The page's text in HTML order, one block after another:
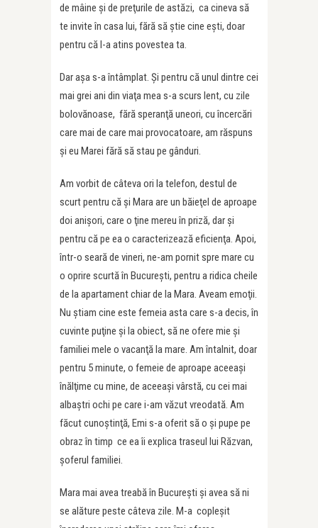
de mâine şi de preţurile de astăzi, ca cineva să
te invite în casa lui, fără să ştie cine eşti, doar
pentru că l-a atins povestea ta.
Dar aşa s-a întâmplat. Şi pentru că unul dintre cei
mai grei ani din viaţa mea s-a scurs lent, cu zile
bolovănoase, fără speranţă uneori, cu încercări
care mai de care mai provocatoare, am răspuns
şi eu Marei fără să stau pe gânduri.
Am vorbit de câteva ori la telefon, destul de
scurt pentru că şi Mara are un băieţel de aproape
doi anişori, care o ţine mereu în priză, dar şi
pentru că pe ea o caracterizează eficienţa. Apoi,
într-o seară de vineri, ne-am pornit spre mare cu
o oprire scurtă în Bucureşti, pentru a ridica cheile
de la apartament chiar de la Mara. Aveam emoţii.
Nu ştiam cine este femeia asta care s-a decis, în
cuvinte puţine şi la obiect, să ne ofere mie şi
familiei mele o vacanţă la mare. Am întalnit, doar
pentru 5 minute, o femeie de aproape aceeaşi
înălţime cu mine, de aceeaşi vârstă, cu cei mai
albaştri ochi pe care i-am văzut vreodată. Am
făcut cunoştinţă, Emi s-a oferit să o şi pupe pe
obraz în timp ce ea îi explica traseul lui Răzvan,
şoferul familiei.
Mara mai avea treabă în Bucureşti şi avea să ni
se alăture peste câteva zile. M-a copleşit